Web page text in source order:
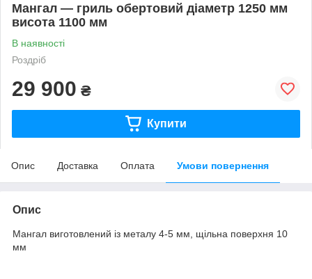
Мангал — гриль обертовий діаметр 1250 мм
висота 1100 мм
В наявності
Роздріб
29 900 ₴
Купити
Опис Доставка Оплата Умови повернення
Опис
Мангал виготовлений із металу 4-5 мм, щільна поверхня 10
мм